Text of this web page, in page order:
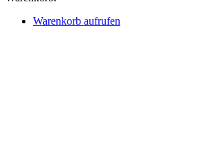
Warenkorb aufrufen